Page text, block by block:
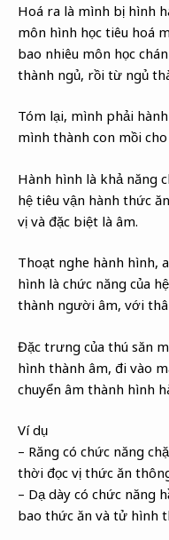
Hoá ra là mình bị hình
môn hình học tiêu hoá
bao nhiêu môn học
thành ngủ, rồi từ ngủ
Tóm lại, mình phải
mình thành con mồi
Hành hình là khả năng
hệ tiêu vận hành thức
vị và đặc biệt là âm.
Thoạt nghe hành hình,
hình là chức năng của
thành người âm, với
Đặc trưng của thú săn
hình thành âm, đi vào
chuyển âm thành hình
Ví dụ
– Răng có chức năng
thời đọc vị thức ăn
– Dạ dày có chức năng
bao thức ăn và tử hình